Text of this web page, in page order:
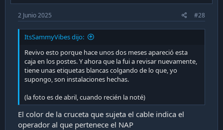
2 Junio 2025 #28
ItsSammyVibes dijo:
Revivo esto porque hace unos dos meses apareció esta
caja en los postes. Y ahora que la fui a revisar nuevamente,
tiene unas etiquetas blancas colgando de lo que, yo
supongo, son instalaciones hechas.
(la foto es de abril, cuando recién la noté)
El color de la cruceta que sujeta el cable indica el
operador al que pertenece el NAP